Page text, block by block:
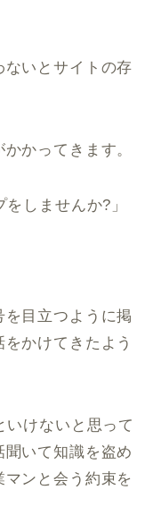
ないとサイトの存
かってきます。
しませんか?」
目立つように掲
かけてきたよう
いけないと思って
いて知識を盗め
ンと会う約束を